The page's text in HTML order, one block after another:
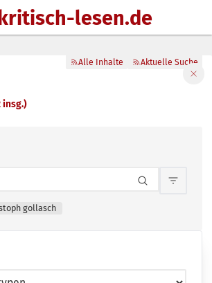
lesen.de
insg.)
Alle Inhalte Aktuelle Suche
gollasch